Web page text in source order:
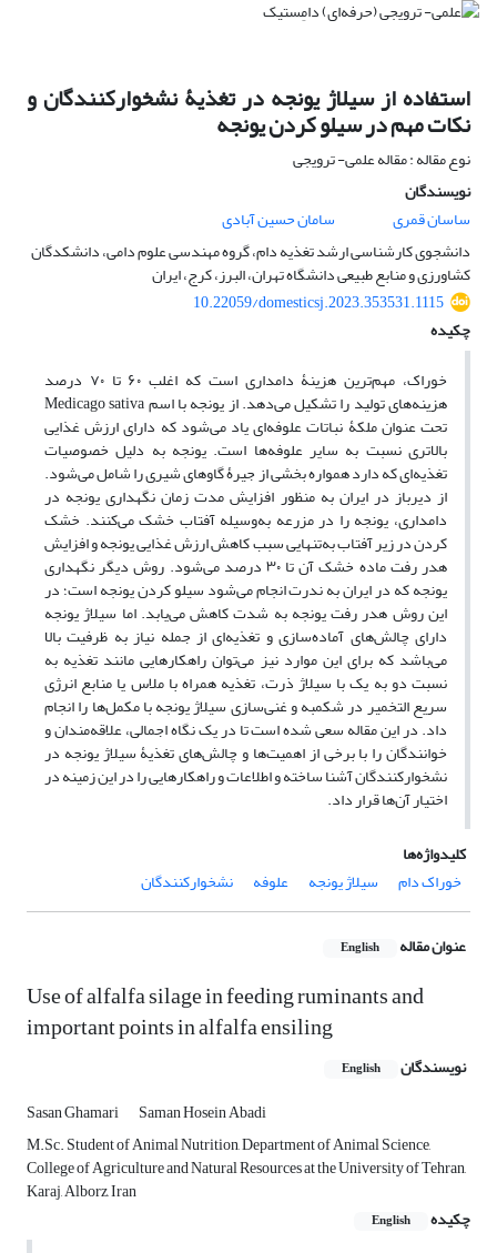
استفاده از سیلاژ یونجه در تغذیۀ نشخوارکنندگان و
نکات مهم در سیلو کردن یونجه
نوع مقاله : مقاله علمی- ترویجی
نویسندگان
ساسان قمری
سامان حسین آبادی
دانشجوی کارشناسی ارشد تغذیه دام، گروه مهندسی علوم دامی، دانشکدگان
کشاورزی و منابع طبیعی دانشگاه تهران، البرز، کرج، ایران
10.22059/domesticsj.2023.353531.1115
چکیده
خوراک، مهم‌ترین هزینۀ دامداری است که اغلب ۶۰ تا ۷۰ درصد
هزینه‌های تولید را تشکیل می‌دهد. از یونجه با اسم Medicago sativa
تحت عنوان ملکۀ نباتات علوفه‌ای یاد می‌شود که دارای ارزش غذایی
بالاتری نسبت به سایر علوفه‌ها است. یونجه به دلیل خصوصیات
تغذیه‌ای که دارد همواره بخشی از جیرۀ گاوهای شیری را شامل می‌شود.
از دیرباز در ایران به ‌منظور افزایش مدت زمان نگهداری یونجه در
دامداری، یونجه را در مزرعه به‌وسیله آفتاب خشک می‌کنند. خشک
کردن در زیر آفتاب به‌تنهایی سبب کاهش ارزش غذایی یونجه و افزایش
هدر رفت ماده خشک آن تا ۳۰ درصد می‌شود. روش دیگر نگهداری
یونجه که در ایران به‌ ندرت انجام می‌شود سیلو کردن یونجه است؛ در
این روش هدر رفت یونجه به ‌شدت کاهش می‌یابد. اما سیلاژ یونجه
دارای چالش‌های آماده‌سازی و تغذیه‌ای از جمله نیاز به ظرفیت بالا
می‌باشد که برای این موارد نیز می‌توان راهکارهایی مانند تغذیه به
نسبت دو به یک با سیلاژ ذرت، تغذیه همراه با ملاس یا منابع انرژی
سریع التخمیر در شکمبه و غنی‌سازی سیلاژ یونجه با مکمل‌ها را انجام
داد. در این مقاله سعی شده است تا در یک نگاه اجمالی، علاقه‌مندان و
خوانندگان را با برخی از اهمیت‌ها و چالش‌های تغذیۀ سیلاژ یونجه در
نشخوارکنندگان آشنا ساخته و اطلاعات و راهکارهایی را در این زمینه در
اختیار آن‌ها قرار داد.
کلیدواژه‌ها
خوراک دام
سیلاژ یونجه علوفه نشخوارکنندگان
عنوان مقاله English
Use of alfalfa silage in feeding ruminants and
important points in alfalfa ensiling
نویسندگان English
Sasan Ghamari
Saman Hosein Abadi
M.Sc. Student of Animal Nutrition, Department of Animal Science,
College of Agriculture and Natural Resources at the University of Tehran,
Karaj, Alborz, Iran
چکیده
English